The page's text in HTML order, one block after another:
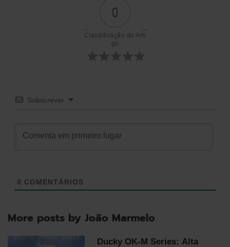
0
Classificação do Arti
go
Subscrever
0 COMENTÁRIOS
More posts by João Marmelo
Ducky OK-M Series: Alta